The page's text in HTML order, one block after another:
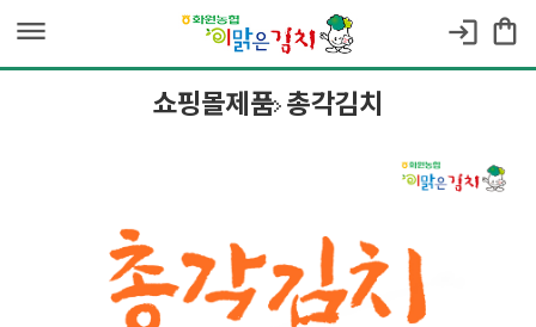
dehaze login shopping_bag
쇼핑몰제품 총각김치